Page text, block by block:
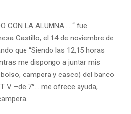
CON LA ALUMNA…. “ fue
Castillo, el 14 de noviembre de
que “Siendo las 12,15 horas
me dispongo a juntar mis
campera y casco) del banco
V –de 7°… me ofrece ayuda,